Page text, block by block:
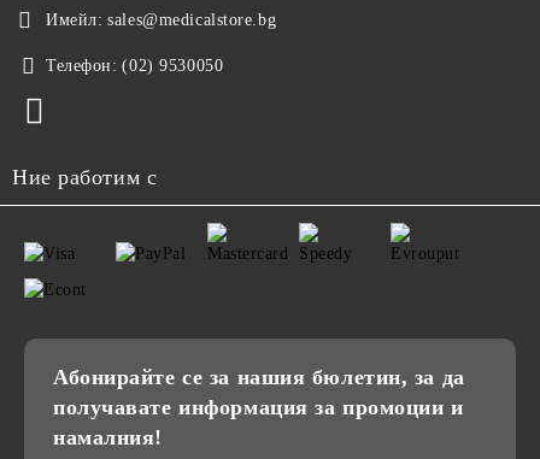
Имейл: sales@medicalstore.bg
Телефон: (02) 9530050
Ние работим с
Абонирайте се за нашия бюлетин, за да
получавате информация за промоции и
намалния!